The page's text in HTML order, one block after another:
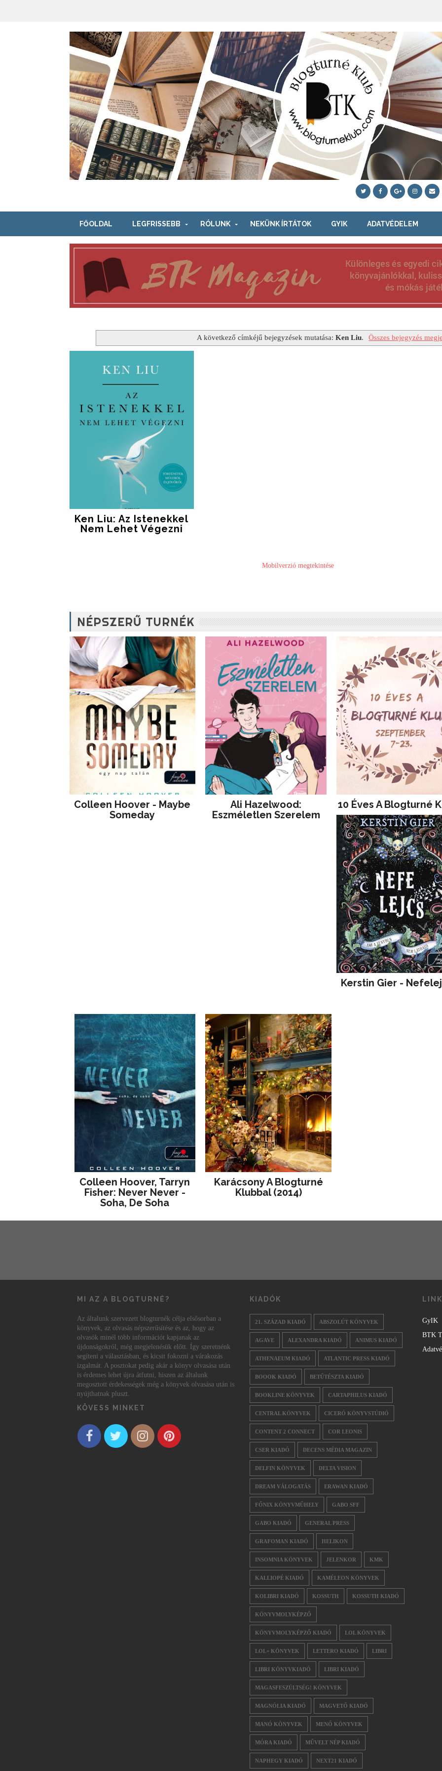
FŐOLDAL LEGFRISSEBB RÓLUNK NEKÜNK ÍRTÁTOK GYIK ADATVÉDELEM
A következő címkéjű bejegyzések mutatása: Ken Liu. Összes bejegyzés
Ken Liu: Az Istenekkel
Nem Lehet Végezni
Mobilverzió megtekintése
NÉPSZERŰ TURNÉK
Colleen Hoover - Maybe
Someday
Ali Hazelwood:
Eszméletlen Szerelem
10 Éves A Blogturné
Kerstin Gier -
Colleen Hoover, Tarryn
Fisher: Never Never -
Soha, De Soha
Karácsony A Blogturné
Klubbal (2014)
MI AZ A BLOGTURNÉ?
Az általunk szervezett blogturnék célja elsősorban a
könyvek, az olvasás népszerűsítése és az, hogy az
olvasók minél több információt kapjanak az
újdonságokról, még megjelenésük előtt. Így szeretnénk
segíteni a választásban, és kicsit fokozni a várakozás
izgalmát. A posztokat pedig akár a könyv olvasása után
is érdemes lehet újra átfutni, hiszen az általunk
megosztott érdekességek még a könyvek olvasása után is
nyújthatnak pluszt.
KÖVESS MINKET
KIADÓK
21. SZÁZAD KIADÓ ABSZOLÚT KÖNYVEK
AGAVE ALEXANDRA KIADÓ ANIMUS KIADÓ
ATHENAEUM KIADÓ ATLANTIC PRESS KIADÓ
BOOOK KIADÓ BETŰTÉSZTA KIADÓ
BOOKLINE KÖNYVEK CARTAPHILUS KIADÓ
CENTRAL KÖNYVEK CICERÓ KÖNYVSTÚDIÓ
CONTENT 2 CONNECT COR LEONIS
CSER KIADÓ DECENS MÉDIA MAGAZIN
DELFIN KÖNYVEK DELTA VISION
DREAM VÁLOGATÁS ERAWAN KIADÓ
FŐNIX KÖNYVMŰHELY GABO SFF
GABO KIADÓ GENERAL PRESS
GRAFOMAN KIADÓ HELIKON
INSOMNIA KÖNYVEK JELENKOR KMK
KALLIOPÉ KIADÓ KAMÉLEON KÖNYVEK
KOLIBRI KIADÓ KOSSUTH KOSSUTH KIADÓ
KÖNYVMOLYKÉPZŐ
KÖNYVMOLYKÉPZŐ KIADÓ LOL KÖNYVEK
LOL+ KÖNYVEK LETTERO KIADÓ LIBRI
LIBRI KÖNYVKIADÓ LIBRI KIADÓ
MAGASFESZÜLTSÉG! KÖNYVEK
MAGNÓLIA KIADÓ MAGVETŐ KIADÓ
MANÓ KÖNYVEK MENŐ KÖNYVEK
MÓRA KIADÓ MŰVELT NÉP KIADÓ
NAPHEGY KIADÓ NEXT21 KIADÓ
GyIK
BTK